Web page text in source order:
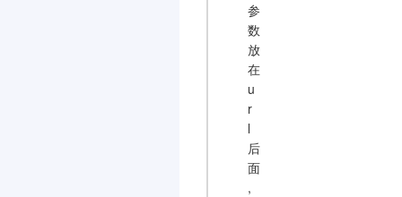
参
数
放
在
u
r
l
后
面
,